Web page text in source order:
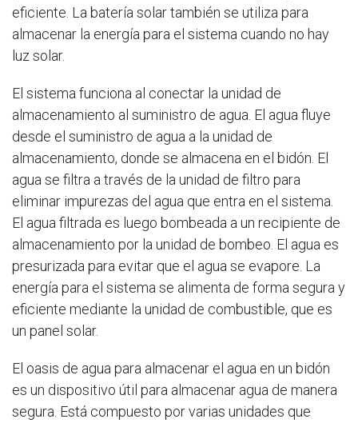
eficiente. La batería solar también se utiliza para
almacenar la energía para el sistema cuando no hay
luz solar.
El sistema funciona al conectar la unidad de
almacenamiento al suministro de agua. El agua fluye
desde el suministro de agua a la unidad de
almacenamiento, donde se almacena en el bidón. El
agua se filtra a través de la unidad de filtro para
eliminar impurezas del agua que entra en el sistema.
El agua filtrada es luego bombeada a un recipiente de
almacenamiento por la unidad de bombeo. El agua es
presurizada para evitar que el agua se evapore. La
energía para el sistema se alimenta de forma segura y
eficiente mediante la unidad de combustible, que es
un panel solar.
El oasis de agua para almacenar el agua en un bidón
es un dispositivo útil para almacenar agua de manera
segura. Está compuesto por varias unidades que